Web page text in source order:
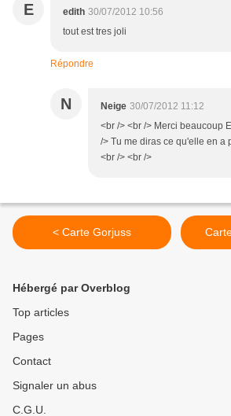
E edith 30/07/2012 10:56
tout est tres joli
Répondre
N Neige 30/07/2012 11:12
<br /> <br /> Merci beaucoup
/> Tu me diras ce qu'elle en a
<br /> <br />
< Carte Gorjuss
Hébergé par Overblog
Top articles
Pages
Contact
Signaler un abus
C.G.U.